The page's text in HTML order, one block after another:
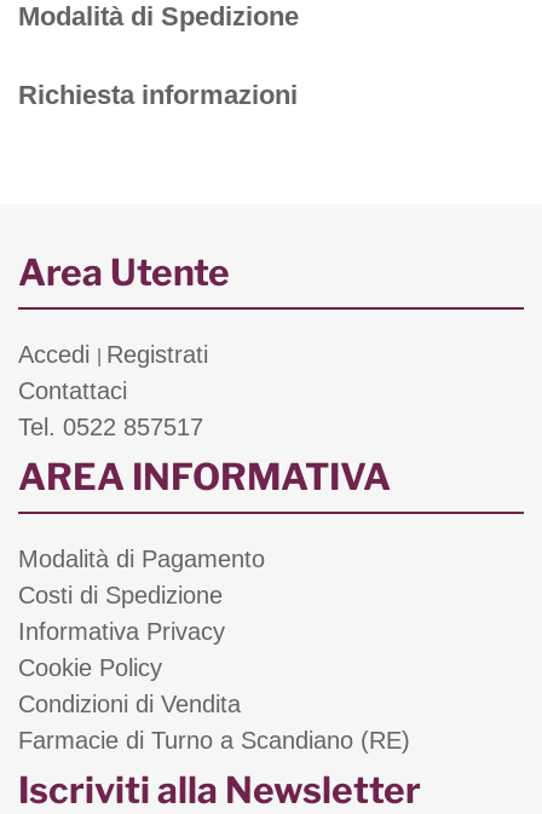
Modalità di Spedizione
Richiesta informazioni
Area Utente
Accedi
Registrati
Contattaci
Tel. 0522 857517
AREA INFORMATIVA
Modalità di Pagamento
Costi di Spedizione
Informativa Privacy
Cookie Policy
Condizioni di Vendita
Farmacie di Turno a Scandiano (RE)
Iscriviti alla Newsletter